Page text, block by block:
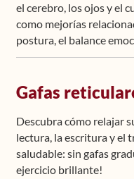
el cerebro, los ojos y el
como mejorías
postura, el balance
Gafas
Descubra cómo relajar
lectura, la escritura y el
saludable: sin gafas
ejercicio brillante!